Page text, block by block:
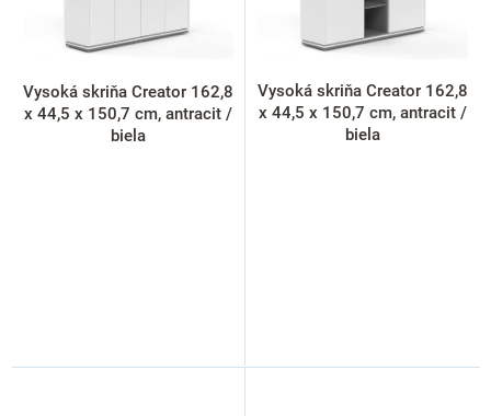
Vysoká skriňa Creator 162,8
x 44,5 x 150,7 cm, antracit /
biela
Vysoká skriňa Creator 162,8
x 44,5 x 150,7 cm, antracit /
biela